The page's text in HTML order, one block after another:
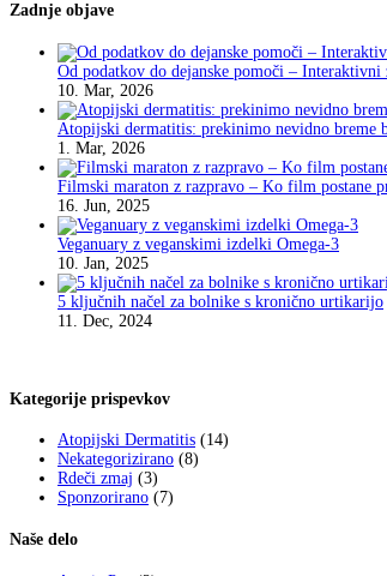
Zadnje objave
Od podatkov do dejanske pomoči –
10. Mar, 2026
Atopijski dermatitis: prekinimo nevidno breme
1. Mar, 2026
Filmski maraton z razpravo – Ko film postane
16. Jun, 2025
Veganuary z veganskimi izdelki Omega-3
10. Jan, 2025
5 ključnih načel za bolnike s kronično urtikarijo
11. Dec, 2024
Kategorije prispevkov
Atopijski Dermatitis (14)
Nekategorizirano (8)
Rdeči zmaj (3)
Sponzorirano (7)
Naše delo